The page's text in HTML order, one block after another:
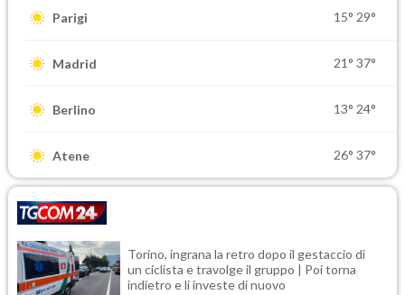
Parigi 15° 29°
Madrid 21° 37°
Berlino 13° 24°
Atene 26° 37°
Torino, ingrana la retro dopo il gestaccio di
un ciclista e travolge il gruppo | Poi torna
indietro e li investe di nuovo